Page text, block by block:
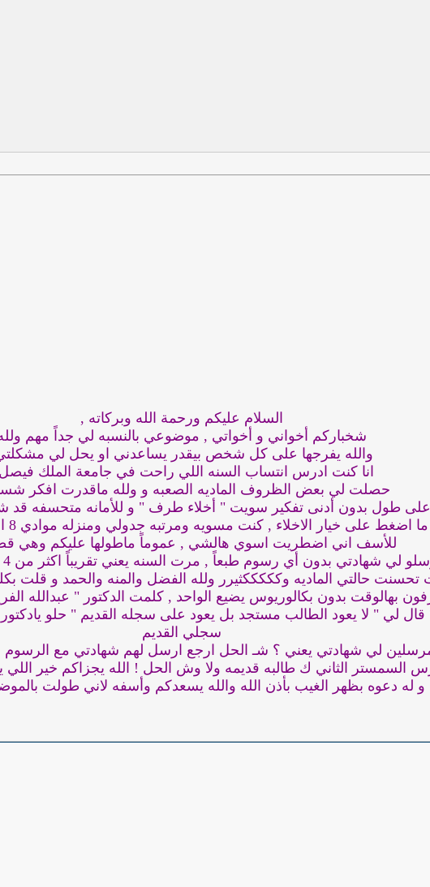
السلام عليكم ورحمة الله وبركاته ,
شخباركم أخواني و أخواتي , موضوعي بالنسبه لي جداً مهم
والله يفرجها على كل شخص بيقدر يساعدني او يحل لي
انا كنت ادرس انتساب السنه اللي راحت في جامعة الملك
حصلت لي بعض الظروف الماديه الصعبه و ولله ماقدرت افكر
على طول بدون أدنى تفكير سويت " أخلاء طرف " و للأمانه متحسفه
اضغط على خيار الاخلاء , كنت مسويه ومرتبه جدولي ومنزله موادي 8 او 9 مواد تقرريباً
للأسف اني اضطريت اسوي هالشي , عموماً ماطولها عليكم وهي
لي شهادتي بدون أي رسوم طبعاً , مرت السنه يعني تقريباً اكثر من 4 شهور من طلعت
تحسنت حالتي الماديه وكككككثيرر ولله الفضل والمنه والحمد و قلت
بهالوقت بدون بكالوريوس يضيع الواحد , كلمت الدكتور " عبدالله
قال لي " لا يعود الطالب مستجد بل يعود على سجله القديم " حلو
سجلي القديم
لي شهادتي يعني ؟ شـ الحل ارجع ارسل لهم شهادتي مع الرسوم
السمستر الثاني ك طالبه قديمه ولا وش الحل ! الله يجزاكم خير
و له دعوه بظهر الغيب بأذن الله والله يسعدكم وأسفه لاني طولت